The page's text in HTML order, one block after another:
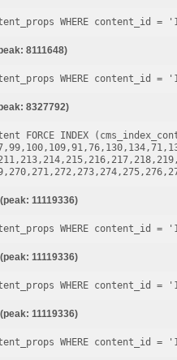
8111648)
8327792)
FORCE INDEX
11119336)
11119336)
11119336)